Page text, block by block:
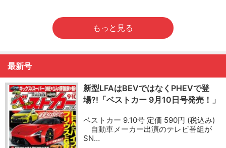
もっと見る
最新号
新型LFAはBEVではなくPHEVで登
場?!「ベストカー 9月10日号発売！」
ベストカー 9.10号 定価 590円 (税込み)
自動車メーカー出演のテレビ番組が
SN…